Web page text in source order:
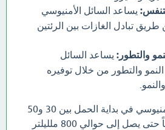
يساعد السائل الأمنيوسي
تبادل الغازات بين الرئتين
والتطور: يساعد السائل
والتطور من خلال توفيره
يتراوح حجم السائل الأمنيوسي في بداية الحمل بين 30 و50
ملليلتر، ثم يزداد تدريجياً حتى يصل إلى حوالي 800 ملليلتر